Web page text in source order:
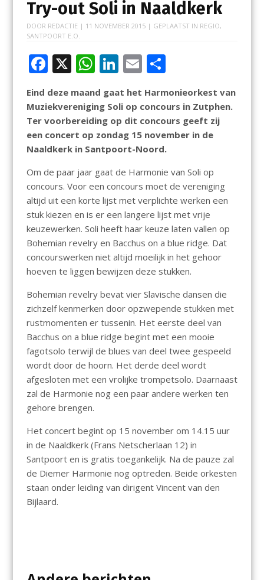
Try-out Soli in Naaldkerk
DOOR REDACTIE | 11 NOVEMBER 2015| GEPLAATST IN REGIO,
SANTPOORT E.O.
F
ac
e
b
o
o
k
X W
h
at
s
A
p
p
Li
n
k
e
dI
n
E
ai
l
D
el
e
n
Eind deze maand gaat het Harmonieorkest van
Muziekvereniging Soli op concours in Zutphen.
Ter voorbereiding op dit concours geeft zij
een concert op zondag 15 november in de
Naaldkerk in Santpoort-Noord.
Om de paar jaar gaat de Harmonie van Soli op
concours. Voor een concours moet de vereniging
altijd uit een korte lijst met verplichte werken een
stuk kiezen en is er een langere lijst met vrije
keuzewerken. Soli heeft haar keuze laten vallen op
Bohemian revelry en Bacchus on a blue ridge. Dat
concourswerken niet altijd moeilijk in het gehoor
hoeven te liggen bewijzen deze stukken.
Bohemian revelry bevat vier Slavische dansen die
zichzelf kenmerken door opzwepende stukken met
rustmomenten er tussenin. Het eerste deel van
Bacchus on a blue ridge begint met een mooie
fagotsolo terwijl de blues van deel twee gespeeld
wordt door de hoorn. Het derde deel wordt
afgesloten met een vrolijke trompetsolo. Daarnaast
zal de Harmonie nog een paar andere werken ten
gehore brengen.
Het concert begint op 15 november om 14.15 uur
in de Naaldkerk (Frans Netscherlaan 12) in
Santpoort en is gratis toegankelijk. Na de pauze zal
de Diemer Harmonie nog optreden. Beide orkesten
staan onder leiding van dirigent Vincent van den
Bijlaard.